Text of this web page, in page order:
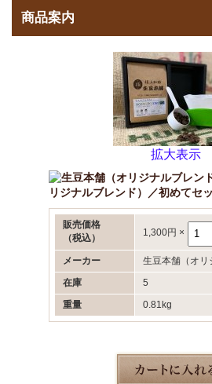
商品案内
拡大表示
リジナルブレンド）／初めてセ
販売価格
（税込）
1,300円 ×
メーカー
生豆本舗（オリ
在庫
5
重量
0.81kg